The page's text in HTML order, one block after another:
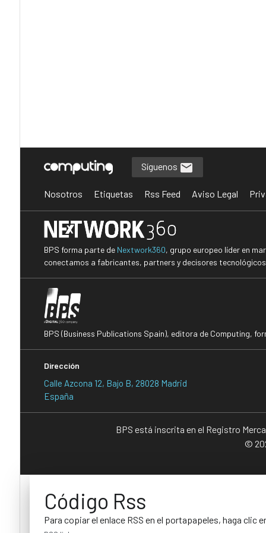
Síguenos
Nosotros Etiquetas Rss Feed Aviso Legal
BPS forma parte de Nextwork360, grupo europeo líder en
conectamos a fabricantes, partners y decisores
BPS (Business Publications Spain), editora de Computing,
Dirección
Calle Azcona 12, Bajo B, 28028 Madrid
España
BPS está inscrita en el Registro
©
Código Rss
Para copiar el enlace RSS en el portapapeles, haga clic